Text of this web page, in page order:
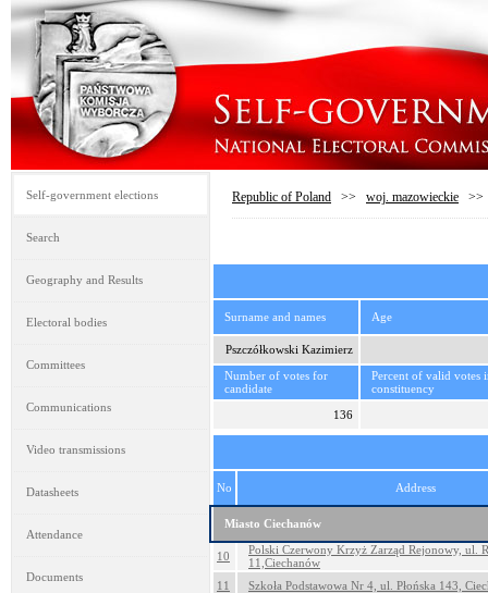
Self-government elections
Search
Geography and Results
Electoral bodies
Committees
Communications
Video transmissions
Datasheets
Attendance
Documents
Republic of Poland >> woj. mazowieckie
Surname and names Age
Pszczółkowski Kazimierz
Number of votes for
candidate
Percent of valid votes
constituency
136
No Address
Miasto Ciechanów
10
Polski Czerwony Krzyż Zarząd Rejonowy, ul.
11,Ciechanów
11
Szkoła Podstawowa Nr 4, ul. Płońska 143,